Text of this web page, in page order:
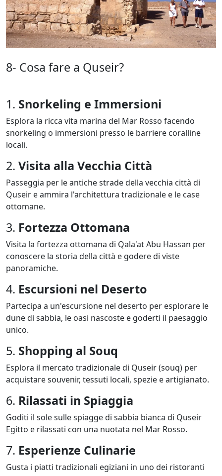
8- Cosa fare a Quseir?
1. Snorkeling e Immersioni
Esplora la ricca vita marina del Mar Rosso facendo
snorkeling o immersioni presso le barriere coralline
locali.
2. Visita alla Vecchia Città
Passeggia per le antiche strade della vecchia città di
Quseir e ammira l'architettura tradizionale e le case
ottomane.
3. Fortezza Ottomana
Visita la fortezza ottomana di Qala'at Abu Hassan per
conoscere la storia della città e godere di viste
panoramiche.
4. Escursioni nel Deserto
Partecipa a un'escursione nel deserto per esplorare le
dune di sabbia, le oasi nascoste e goderti il paesaggio
unico.
5. Shopping al Souq
Esplora il mercato tradizionale di Quseir (souq) per
acquistare souvenir, tessuti locali, spezie e artigianato.
6. Rilassati in Spiaggia
Goditi il sole sulle spiagge di sabbia bianca di Quseir
Egitto e rilassati con una nuotata nel Mar Rosso.
7. Esperienze Culinarie
Gusta i piatti tradizionali egiziani in uno dei ristoranti